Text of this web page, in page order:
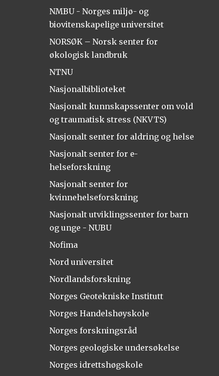
NMBU - Norges miljø- og
biovitenskapelige universitet
NORSØK – Norsk senter for
økologisk landbruk
NTNU
Nasjonalbiblioteket
Nasjonalt kunnskapssenter om vold
og traumatisk stress (NKVTS)
Nasjonalt senter for aldring og helse
Nasjonalt senter for e-
helseforskning
Nasjonalt senter for
kvinnehelseforskning
Nasjonalt utviklingssenter for barn
og unge - NUBU
Nofima
Nord universitet
Nordlandsforskning
Norges Geotekniske Institutt
Norges Handelshøyskole
Norges forskningsråd
Norges geologiske undersøkelse
Norges idrettshøgskole